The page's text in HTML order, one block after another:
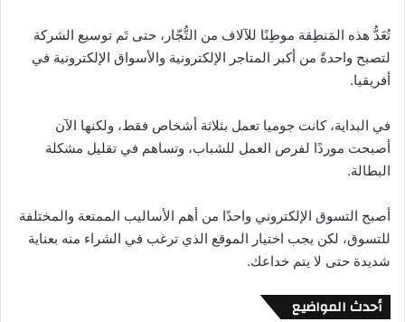
تُعَدُّ هذه المَنطِقة موطِنًا للآلاف من التُّجّار، حتى تَم توسيع الشركة
لتصبح واحدةً من أكبر المتاجر الإلكترونية والأسواق الإلكترونية في
أفريقيا.
في البداية، كانت جوميا تعمل بثلاثة أشخاص فقط، ولكنها الآن
أصبحت موردًا لفرص العمل للشباب، وتساهم في تقليل مشكلة
البطالة.
أصبح التسوق الإلكتروني واحدًا من أهم الأساليب الممتعة والمختلفة
للتسوق، لكن يجب اختيار الموقع الذي ترغب في الشراء منه بعناية
شديدة حتى لا يتم خداعك.
أحدث المواضيع